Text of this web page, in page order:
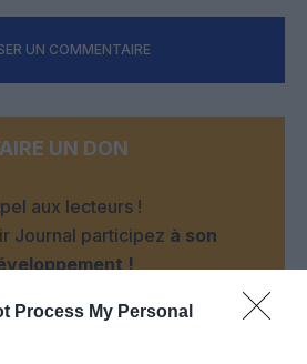
Process My Personal
UN COMMENTAIRE
UN DON
aux lecteurs !
Journal participez à son
!